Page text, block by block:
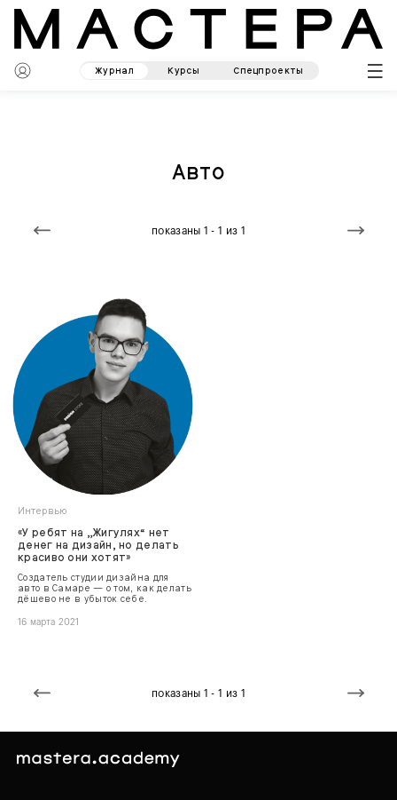
Журнал Курсы Спецпроекты
Авто
показаны 1 - 1 из 1
Интервью
«У ребят на „Жигулях“ нет
денег на дизайн, но делать
красиво они хотят»
Создатель студии дизайна для
авто в Самаре — о том, как делать
дёшево не в убыток себе.
16 марта 2021
показаны 1 - 1 из 1